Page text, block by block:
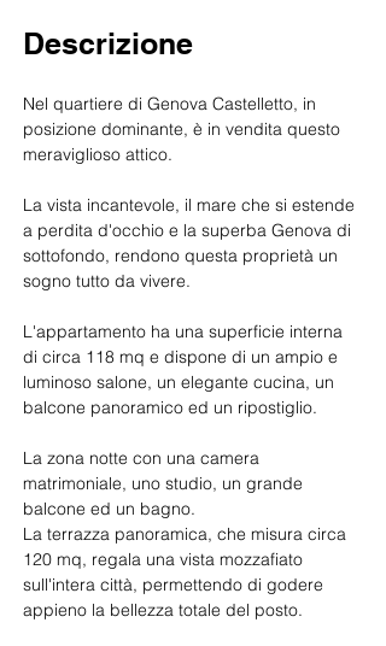
Descrizione
Nel quartiere di Genova Castelletto, in
posizione dominante, è in vendita questo
meraviglioso attico.
La vista incantevole, il mare che si estende
a perdita d'occhio e la superba Genova di
sottofondo, rendono questa proprietà un
sogno tutto da vivere.
L'appartamento ha una superficie interna
di circa 118 mq e dispone di un ampio e
luminoso salone, un elegante cucina, un
balcone panoramico ed un ripostiglio.
La zona notte con una camera
matrimoniale, uno studio, un grande
balcone ed un bagno.
La terrazza panoramica, che misura circa
120 mq, regala una vista mozzafiato
sull'intera città, permettendo di godere
appieno la bellezza totale del posto.